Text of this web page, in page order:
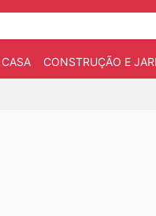
CASA CONSTRUÇÃO E